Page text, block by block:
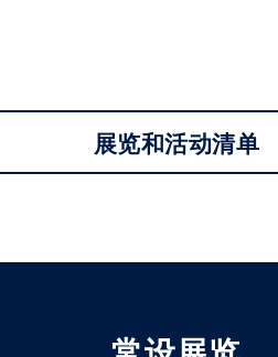
展览和活动清单